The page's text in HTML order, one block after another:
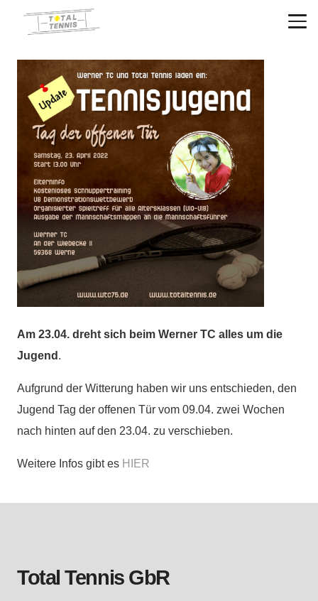
Am 23.04. dreht sich beim Werner TC alles um die
Jugend .
Aufgrund der Witterung haben wir uns entschieden, den
Jugend Tag der offenen Tür vom 09.04. zwei Wochen
nach hinten auf den 23.04. zu verschieben.
Weitere Infos gibt es HIER
Total Tennis GbR